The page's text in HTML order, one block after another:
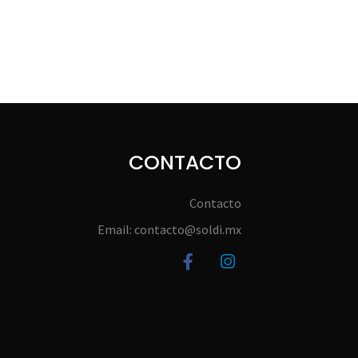
CONTACTO
Contacto
Email: contacto@soldi.mx